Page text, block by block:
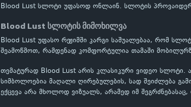
Blood Lust სლოტი უფასოდ ონლაინ. სლოტის
Blood Lust სლოტის მიმოხილვა
Blood Lust უფასო რეჟიმში კარგი საშუალებაა, რომ
შეამოწმოთ, რამდენად კომფორტულია თამაში
თემატურად Blood Lust არის კლასიკური ვიდეო სლოტი.
სიმბოლოებია მაღალი ღირებულების, სად შეიძლება
ექცევა არა მხოლოდ ვიზუალს, არამედ იმ